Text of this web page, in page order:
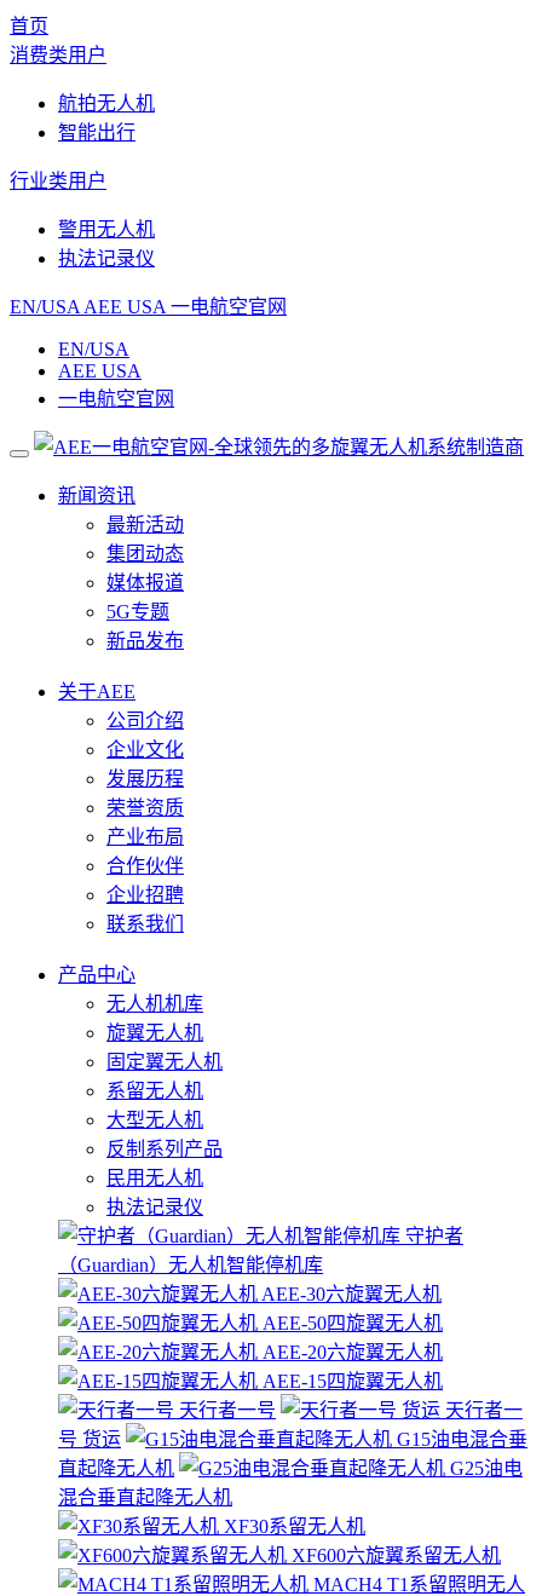
首页
消费类用户
航拍无人机
智能出行
行业类用户
警用无人机
执法记录仪
EN/USA AEE USA 一电航空官网
EN/USA
AEE USA
一电航空官网
新闻资讯
最新活动
集团动态
媒体报道
5G专题
新品发布
关于AEE
公司介绍
企业文化
发展历程
荣誉资质
产业布局
合作伙伴
企业招聘
联系我们
产品中心
无人机机库
旋翼无人机
固定翼无人机
系留无人机
大型无人机
反制系列产品
民用无人机
执法记录仪
守护者
（Guardian）无人机智能停机库
AEE-30六旋翼无人机
AEE-50四旋翼无人机
AEE-20六旋翼无人机
AEE-15四旋翼无人机
天行者一号
天行者一
号 货运
G15油电混合垂
直起降无人机
G25油电
混合垂直起降无人机
XF30系留无人机
XF600六旋翼系留无人机
MACH4 T1系留照明无人